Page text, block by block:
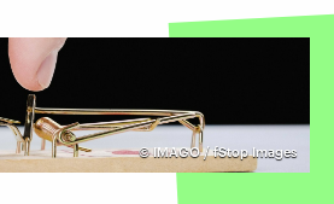
©IMAGO / fStop Images